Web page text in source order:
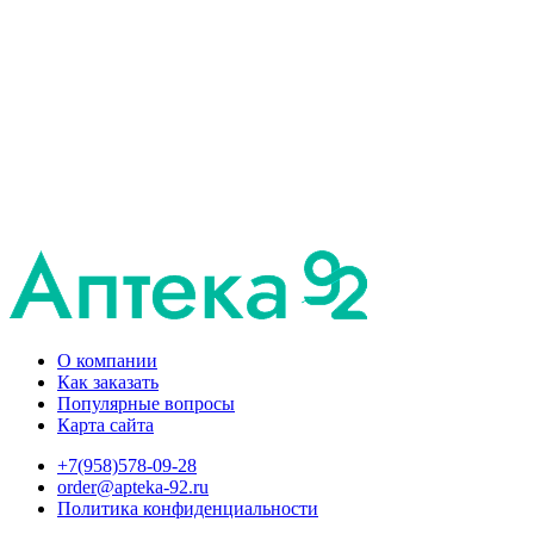
О компании
Как заказать
Популярные вопросы
Карта сайта
+7(958)578-09-28
order@apteka-92.ru
Политика конфиденциальности